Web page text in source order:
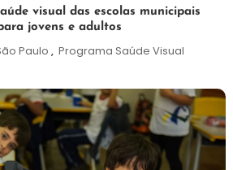
visual das escolas municipais
jovens e adultos
Paulo , Programa Saúde Visual